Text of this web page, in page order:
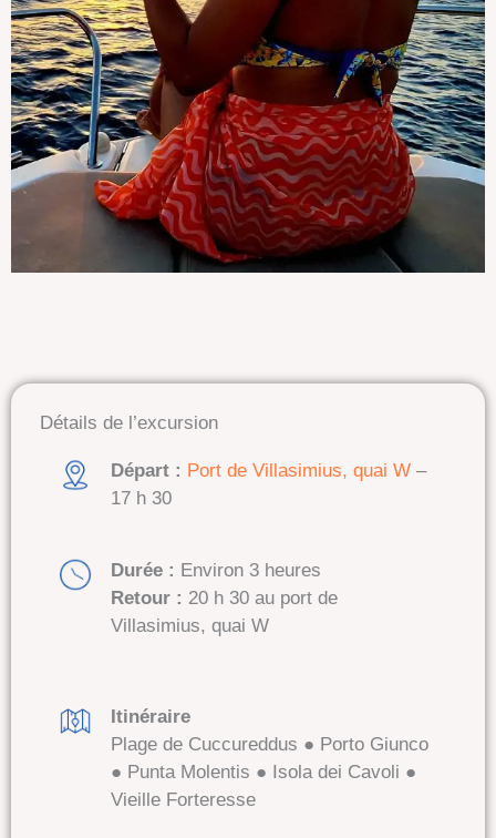
Détails de l’excursion
Départ : Port de Villasimius, quai W–
17 h 30
Durée : Environ 3 heures
Retour : 20 h 30 au port de
Villasimius, quai W
Itinéraire
Plage de Cuccureddus ● Porto Giunco
● Punta Molentis ● Isola dei Cavoli ●
Vieille Forteresse